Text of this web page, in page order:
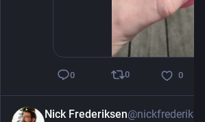
0 0 0
Nick Frederiksen@nickfrederiksen